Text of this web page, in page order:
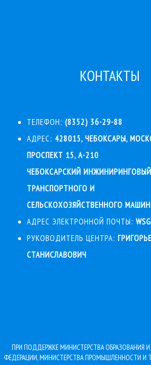
КОНТАКТЫ
ТЕЛЕФОН: (8352) 36-29-88
АДРЕС: 428015, ЧЕБОКСАРЫ,
ПРОСПЕКТ 15, А-210
ЧЕБОКСАРСКИЙ
ТРАНСПОРТНОГО И
СЕЛЬСКОХОЗЯЙСТВЕННОГО
АДРЕС ЭЛЕКТРОННОЙ ПОЧТЫ:
РУКОВОДИТЕЛЬ ЦЕНТРА:
СТАНИСЛАВОВИЧ
ПРИ ПОДДЕРЖКЕМИНИСТЕРСТВА ОБРАЗОВАНИЯ
ФЕДЕРАЦИИ,МИНИСТЕРСТВА ПРОМЫШЛЕННОСТИ И